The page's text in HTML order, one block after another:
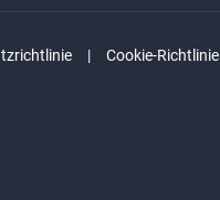
Cookie-Richtlinie